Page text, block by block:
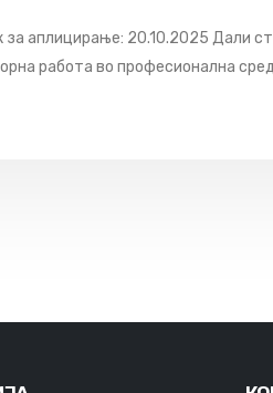
аплицирање: 20.10.2025 Дали
работа во професионална